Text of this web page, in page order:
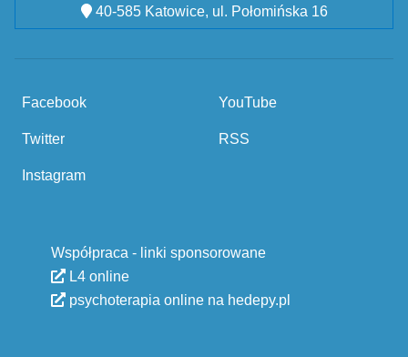
40-585 Katowice, ul. Połomińska 16
Facebook
Twitter
Instagram
YouTube
RSS
Współpraca - linki sponsorowane
L4 online
psychoterapia online na hedepy.pl